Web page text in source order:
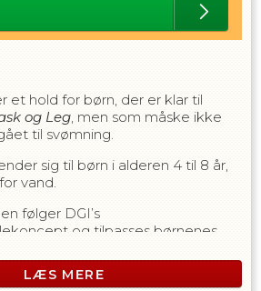
et hold for børn, der er klar til
og Leg, men som måske ikke
til svømning.
sig til børn i alderen 4 til 8 år,
vand.
følger DGI’s
og tilpasses børnenes
LÆS MERE